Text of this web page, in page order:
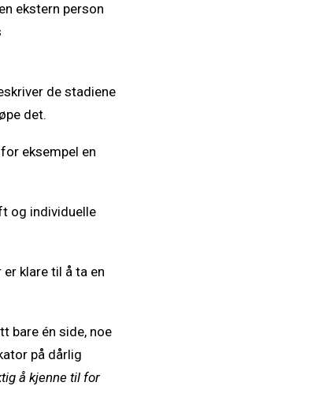
ekstern person
de stadiene
det.
eksempel en
og individuelle
klare til å ta en
bare én side, noe
på dårlig
å kjenne til for